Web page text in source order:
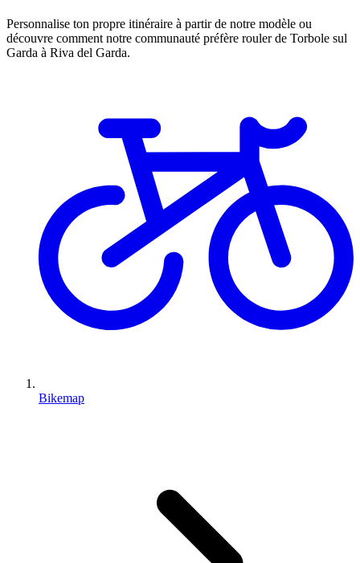
Personnalise ton propre itinéraire à partir de notre modèle ou
découvre comment notre communauté préfère rouler de Torbole sul
Garda à Riva del Garda.
Bikemap